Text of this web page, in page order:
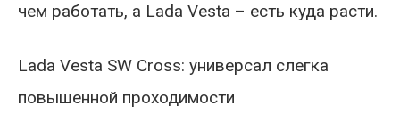
чем работать, а Lada Vesta – есть куда расти.
Lada Vesta SW Cross: универсал слегка
повышенной проходимости